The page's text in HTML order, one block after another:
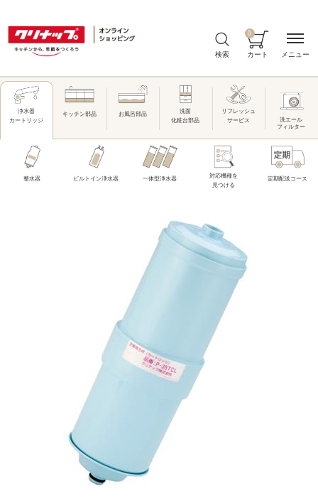
検索 カート
0
浄水器
カートリッジ
キッチン部品 お風呂部品
洗面
化粧台部品
リフレッシュ
サービス
洗エール
フィルター
整水器 ビルトイン浄水器 一体型浄水器
対応機種を
見つける
定期配送コース
メニュー